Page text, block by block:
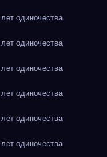
одиночества
одиночества
одиночества
одиночества
одиночества
одиночества